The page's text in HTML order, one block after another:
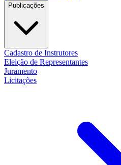
Publicações
Cadastro de Instrutores
Eleição de Representantes
Juramento
Licitações